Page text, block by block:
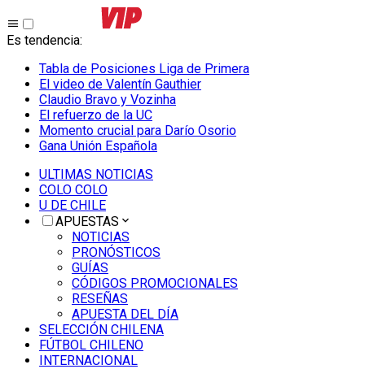
Es tendencia:
Tabla de Posiciones Liga de Primera
El video de Valentín Gauthier
Claudio Bravo y Vozinha
El refuerzo de la UC
Momento crucial para Darío Osorio
Gana Unión Española
ULTIMAS NOTICIAS
COLO COLO
U DE CHILE
APUESTAS
NOTICIAS
PRONÓSTICOS
GUÍAS
CÓDIGOS PROMOCIONALES
RESEÑAS
APUESTA DEL DÍA
SELECCIÓN CHILENA
FÚTBOL CHILENO
INTERNACIONAL